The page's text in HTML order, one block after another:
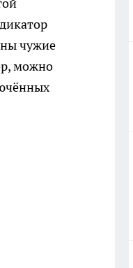
чужие
можно